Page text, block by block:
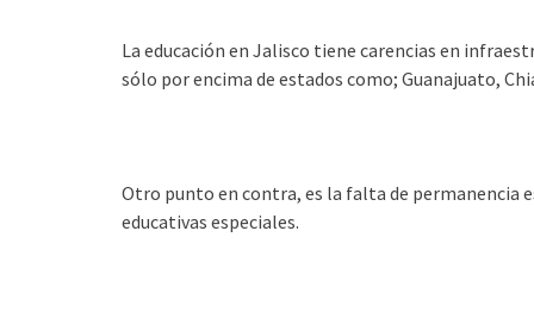
La educación en Jalisco tiene carencias en
sólo por encima de estados como; Guanajuato,
Otro punto en contra, es la falta de permanencia
educativas especiales.